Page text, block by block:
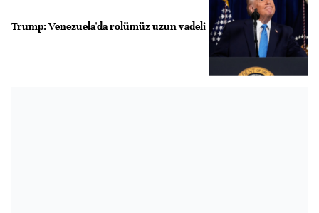
Trump: Venezuela'da rolümüz uzun vadeli